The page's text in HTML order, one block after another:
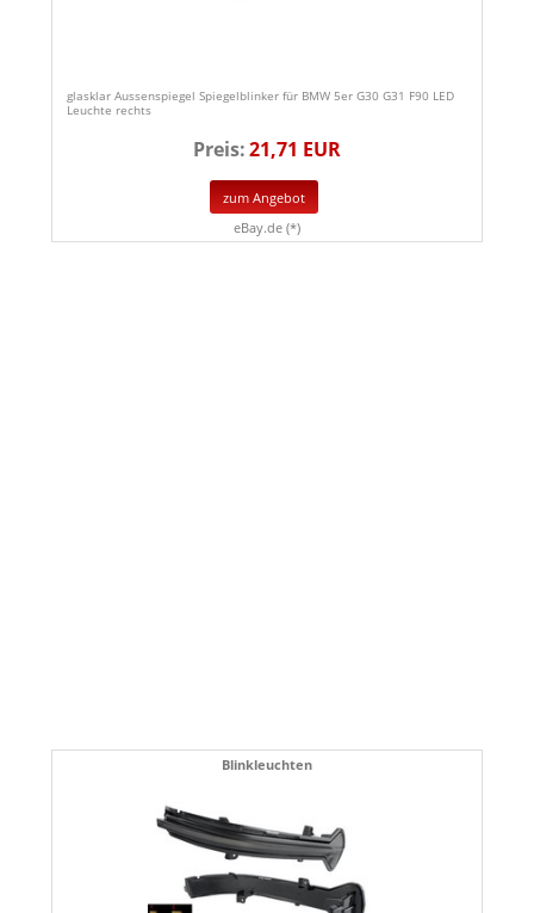
glasklar Aussenspiegel Spiegelblinker für BMW 5er G30 G31 F90 LED
Leuchte rechts
Preis:21,71 EUR
zum Angebot
eBay.de (*)
Blinkleuchten